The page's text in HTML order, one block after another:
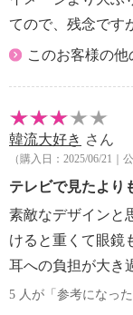
てので、残念です
このお客様の
韓流大好き さん
（購入日：2025/06/21｜
テレビで見たより
素敵なデザインと
けると重くて眼鏡
耳への負担が大き
5 人が「参考になっ